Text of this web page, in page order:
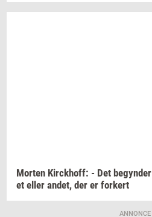
Mor­ten Kirck­hoff: - Det be­gyn­der
et eller andet, der er for­kert
ANNONCE